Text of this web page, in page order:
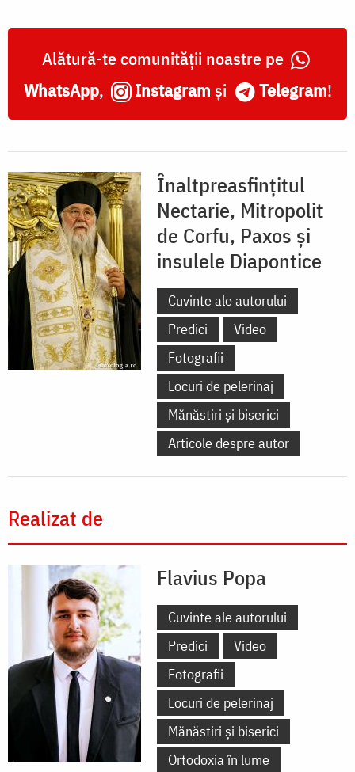
Alătură-te comunității noastre pe
WhatsApp, Instagram și Telegram!
Înaltpreasfinţitul
Nectarie, Mitropolit
de Corfu, Paxos şi
insulele Diapontice
Cuvinte ale autorului
Predici
Video
Fotografii
Locuri de pelerinaj
Mănăstiri și biserici
Articole despre autor
Realizat de
Flavius Popa
Cuvinte ale autorului
Predici
Video
Fotografii
Locuri de pelerinaj
Mănăstiri și biserici
Ortodoxia în lume